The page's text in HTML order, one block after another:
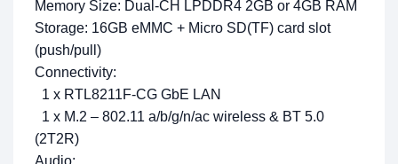
Memory Size: Dual-CH LPDDR4 2GB or 4GB RAM
Storage: 16GB eMMC + Micro SD(TF) card slot
(push/pull)
Connectivity:
1 x RTL8211F-CG GbE LAN
1 x M.2 – 802.11 a/b/g/n/ac wireless & BT 5.0
(2T2R)
Audio: